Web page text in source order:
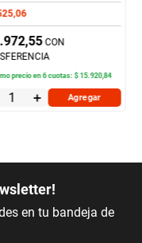
,06
.972,55 CON
precio en6cuotas:$ 15.920,84
＋ Agregar
en tu bandeja de